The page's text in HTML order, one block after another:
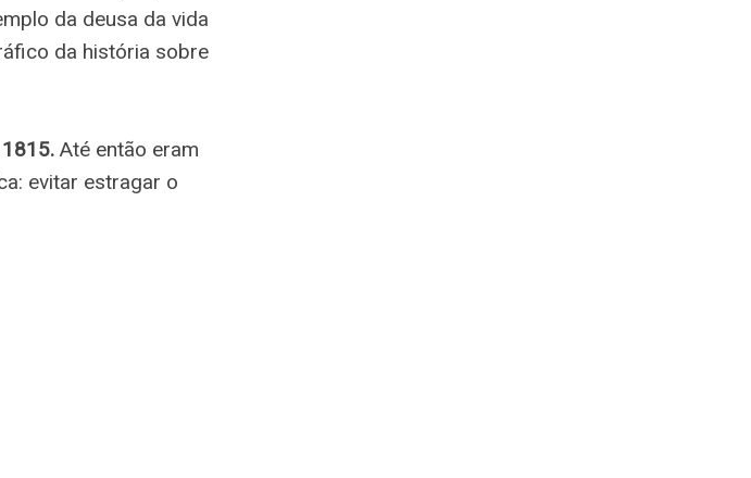
da deusa da vida
da história sobre
Até então eram
evitar estragar o